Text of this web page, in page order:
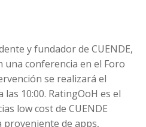
y fundador de CUENDE,
conferencia en el Foro
se realizará el
10:00. RatingOoH es el
low cost de CUENDE
proveniente de apps,